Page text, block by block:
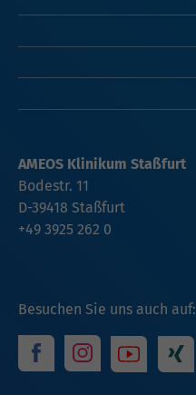
Besuchen Sie uns auch auf:
AMEOS Klinikum Staßfurt
Bodestr. 11
D-39418 Staßfurt
+49 3925 262 0